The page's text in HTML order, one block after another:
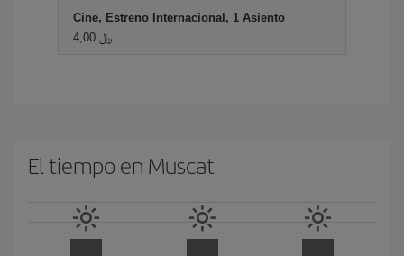
Cine, Estreno Internacional, 1 Asiento
4,00 ﷼
El tiempo en Muscat